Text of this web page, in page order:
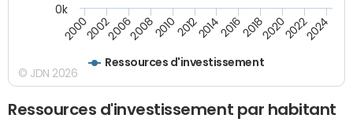
Ressources d'investissement
200020022006200820102012201420162018202020222024
0k
© JDN 2026
Ressources d'investissement par habitant